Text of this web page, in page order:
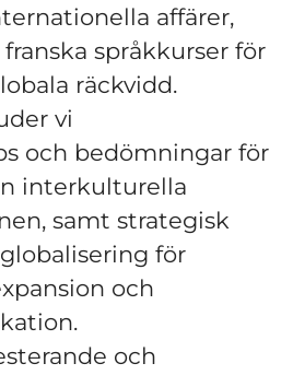
affärer,
språkkurser för
räckvidd.
vi
och bedömningar för
interkulturella
samt strategisk
för
och
och